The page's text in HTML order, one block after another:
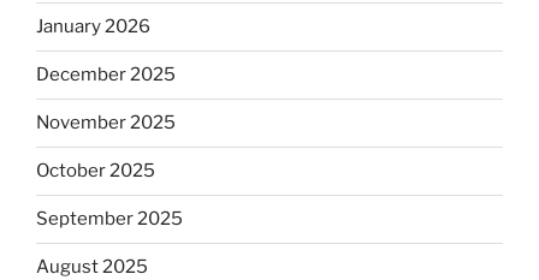
January 2026
December 2025
November 2025
October 2025
September 2025
August 2025